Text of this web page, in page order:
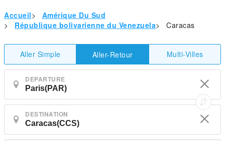
Accueil>
Amérique Du Sud
>
République bolivarienne du Venezuela> Caracas
Aller Simple Aller-Retour Multi-Villes
DEPARTURE
DESTINATION